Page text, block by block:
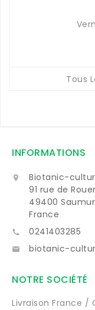
Tous
INFORMATIONS

Biotanic-
91 rue de
49400 Saumur
France
 0241403285
 biotanic-
NOTRE SOCIÉTÉ
Livraison France /